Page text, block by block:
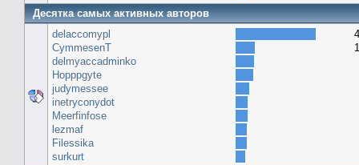
Десятка самых активных авторов
delaccomypl
CymmesenT
delmyaccadminko
Hopppgyte
judymessee
inetryconydot
Meerfinfose
lezmaf
Filessika
surkurt